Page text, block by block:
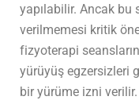
yapılabilir. Ancak bu
verilmemesi kritik
fizyoterapi
yürüyüş egzersizleri
bir yürüme izni verilir.